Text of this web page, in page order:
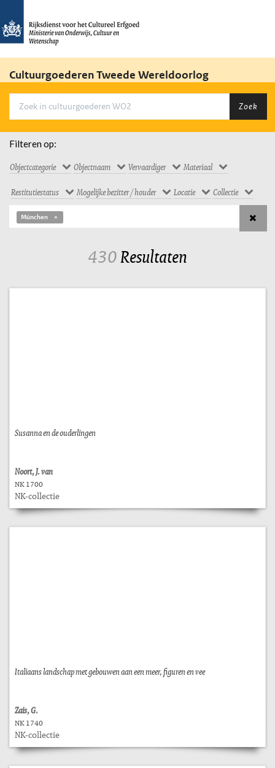
Cultuurgoederen Tweede Wereldoorlog
Zoek
Filteren op:
Objectcategorie Objectnaam Vervaardiger Materiaal
Restitutiestatus Mogelijke bezitter / houder Locatie Collectie
München
430Resultaten
Susanna en de ouderlingen
Noort, J. van
NK 1700
NK-collectie
Italiaans landschap met gebouwen aan een meer, figuren en vee
Zais, G.
NK 1740
NK-collectie